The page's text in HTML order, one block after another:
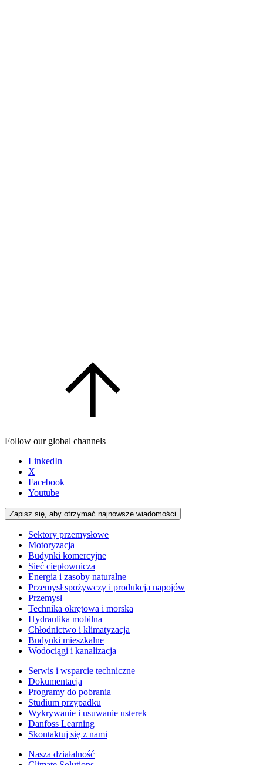
Follow our global channels
LinkedIn
X
Facebook
Youtube
Zapisz się, aby otrzymać najnowsze wiadomości
Sektory przemysłowe
Motoryzacja
Budynki komercyjne
Sieć ciepłownicza
Energia i zasoby naturalne
Przemysł spożywczy i produkcja napojów
Przemysł
Technika okrętowa i morska
Hydraulika mobilna
Chłodnictwo i klimatyzacja
Budynki mieszkalne
Wodociągi i kanalizacja
Serwis i wsparcie techniczne
Dokumentacja
Programy do pobrania
Studium przypadku
Wykrywanie i usuwanie usterek
Danfoss Learning
Skontaktuj się z nami
Nasza działalność